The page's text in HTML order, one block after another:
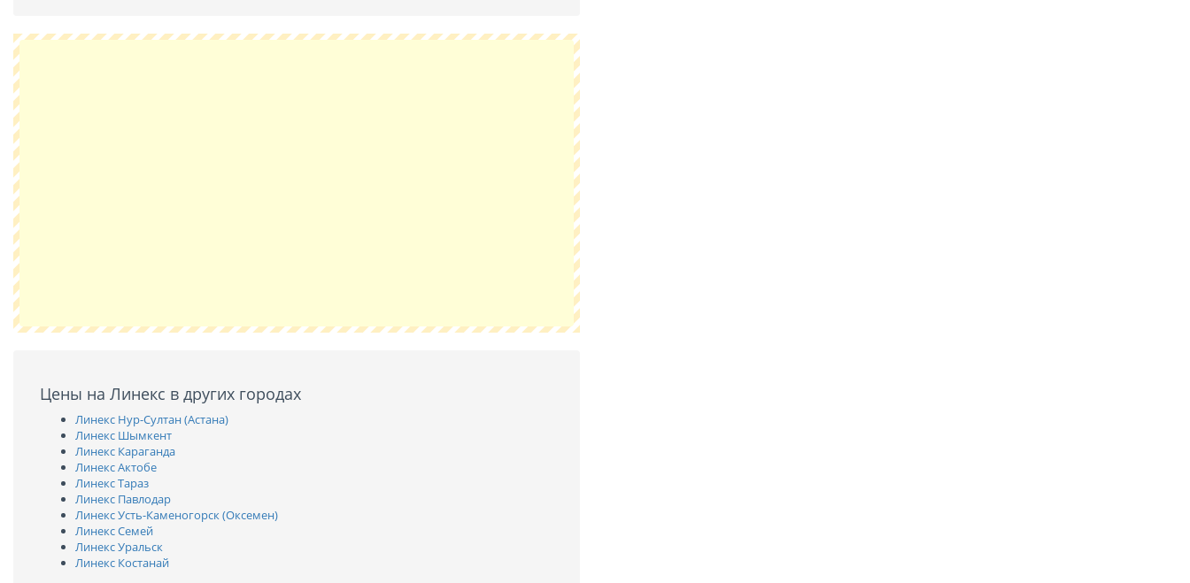
Цены на Линекс в других городах
Линекс Нур-Султан (Астана)
Линекс Шымкент
Линекс Караганда
Линекс Актобе
Линекс Тараз
Линекс Павлодар
Линекс Усть-Каменогорск (Оксемен)
Линекс Семей
Линекс Уральск
Линекс Костанай